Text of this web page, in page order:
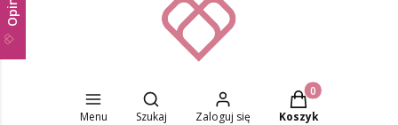
Menu
Otwórz wyszukiwarkę
Szukaj Zaloguj się
Produkty w
Koszyk